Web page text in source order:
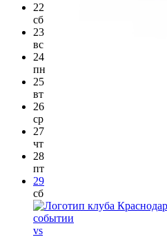
22
сб
23
вс
24
пн
25
вт
26
ср
27
чт
28
пт
29
сб
vs